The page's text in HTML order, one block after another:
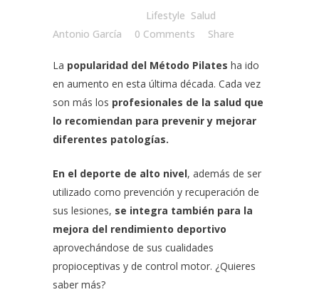
Lifestyle Salud
Antonio García
0 Comments Share
La popularidad del Método Pilates ha ido
en aumento en esta última década. Cada vez
son más los profesionales de la salud que
lo recomiendan para prevenir y mejorar
diferentes patologías.
En el deporte de alto nivel, además de ser
utilizado como prevención y recuperación de
sus lesiones, se integra también para la
mejora del rendimiento deportivo
aprovechándose de sus cualidades
propioceptivas y de control motor. ¿Quieres
saber más?